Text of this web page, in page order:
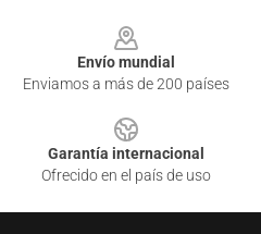
Envío mundial
Enviamos a más de 200 países
Garantía internacional
Ofrecido en el país de uso